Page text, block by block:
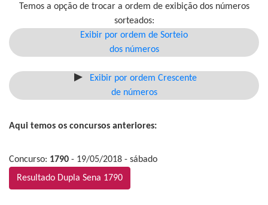
Temos a opção de trocar a ordem de exibição dos números
sorteados:
Exibir por ordem de Sorteio
dos números
Exibir por ordem Crescente
de números
Aqui temos os concursos anteriores:
Concurso: 1790 - 19/05/2018 - sábado
Resultado Dupla Sena 1790